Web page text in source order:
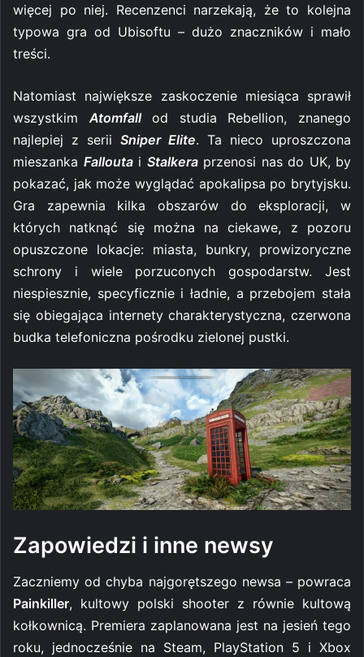
więcej po niej. Recenzenci narzekają, że to kolejna
typowa gra od Ubisoftu – dużo znaczników i mało
treści.
Natomiast największe zaskoczenie miesiąca sprawił
wszystkim Atomfall
od studia Rebellion, znanego
najlepiej z serii Sniper Elite. Ta nieco uproszczona
mieszanka Falloutai Stalkeraprzenosi nas do UK, by
pokazać, jak może wyglądać apokalipsa po brytyjsku.
Gra zapewnia kilka obszarów do eksploracji, w
których natknąć się można na ciekawe, z pozoru
opuszczone lokacje: miasta, bunkry, prowizoryczne
schrony i wiele porzuconych gospodarstw. Jest
niespiesznie, specyficznie i ładnie, a przebojem stała
się obiegająca internety charakterystyczna, czerwona
budka telefoniczna pośrodku zielonej pustki.
Zapowiedzi i inne newsy
Zaczniemy od chyba najgorętszego newsa – powraca
Painkiller, kultowy polski shooter z równie kultową
kołkownicą. Premiera zaplanowana jest na jesień tego
roku, jednocześnie na Steam, PlayStation 5 i Xbox